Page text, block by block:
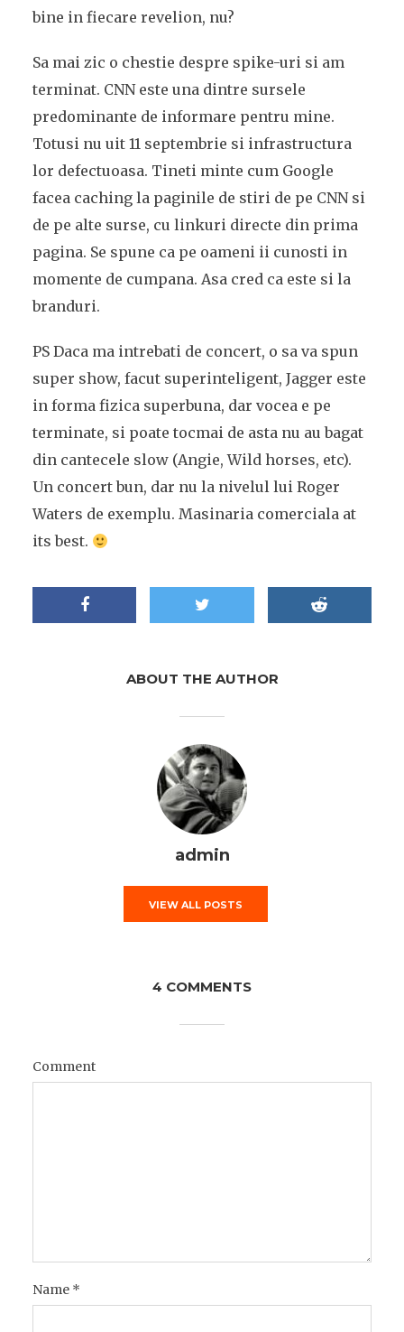
bine in fiecare revelion, nu?
Sa mai zic o chestie despre spike-uri si am
terminat. CNN este una dintre sursele
predominante de informare pentru mine.
Totusi nu uit 11 septembrie si infrastructura
lor defectuoasa. Tineti minte cum Google
facea caching la paginile de stiri de pe CNN si
de pe alte surse, cu linkuri directe din prima
pagina. Se spune ca pe oameni ii cunosti in
momente de cumpana. Asa cred ca este si la
branduri.
PS Daca ma intrebati de concert, o sa va spun
super show, facut superinteligent, Jagger este
in forma fizica superbuna, dar vocea e pe
terminate, si poate tocmai de asta nu au bagat
din cantecele slow (Angie, Wild horses, etc).
Un concert bun, dar nu la nivelul lui Roger
Waters de exemplu. Masinaria comerciala at
its best.
ABOUT THE AUTHOR
admin
VIEW ALL POSTS
4 COMMENTS
Comment
Name *